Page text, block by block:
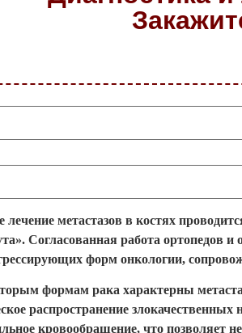
метастазов в костях
Согласованная работа ортопедов
форм онкологии,
формам рака характерны
распространение
кровообращение, что позволяет